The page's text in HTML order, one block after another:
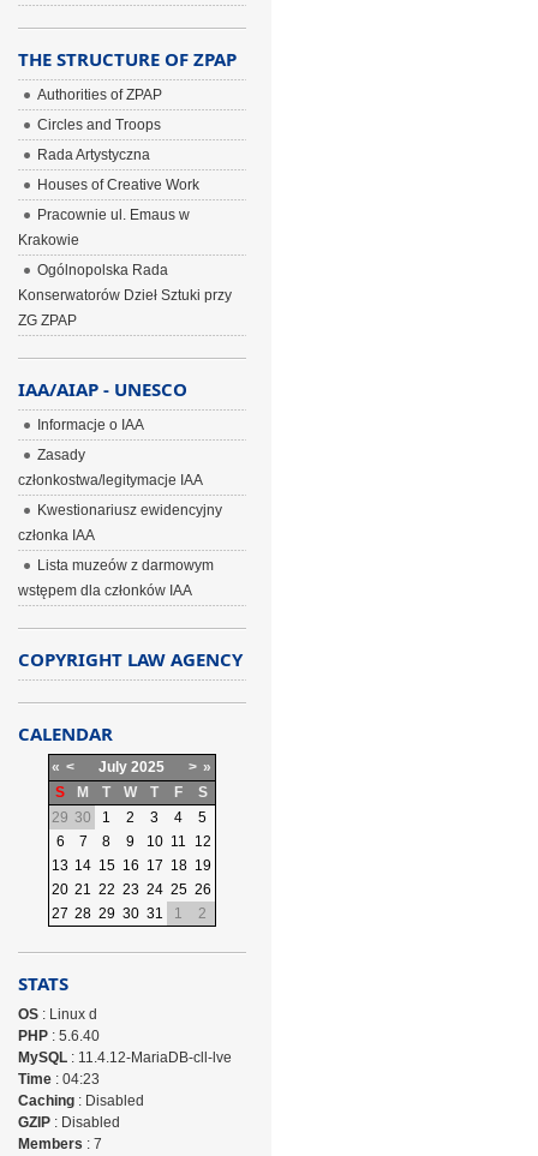
THE STRUCTURE OF ZPAP
Authorities of ZPAP
Circles and Troops
Rada Artystyczna
Houses of Creative Work
Pracownie ul. Emaus w
Krakowie
Ogólnopolska Rada
Konserwatorów Dzieł Sztuki przy
ZG ZPAP
IAA/AIAP - UNESCO
Informacje o IAA
Zasady
członkostwa/legitymacje IAA
Kwestionariusz ewidencyjny
członka IAA
Lista muzeów z darmowym
wstępem dla członków IAA
COPYRIGHT LAW AGENCY
CALENDAR
« < July 2025 > »
S
M T W T F
S
29 30 1 2 3 4
5
6
7 8 9 10 11
12
13 14 15 16 17 18 19
20 21 22 23 24 25 26
27 28 29 30 31 1 2
STATS
OS: Linux d
PHP: 5.6.40
MySQL: 11.4.12-MariaDB-cll-lve
Time: 04:23
Caching: Disabled
GZIP: Disabled
Members : 7